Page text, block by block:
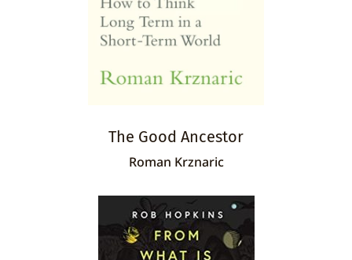
The Good Ancestor
Roman Krznaric